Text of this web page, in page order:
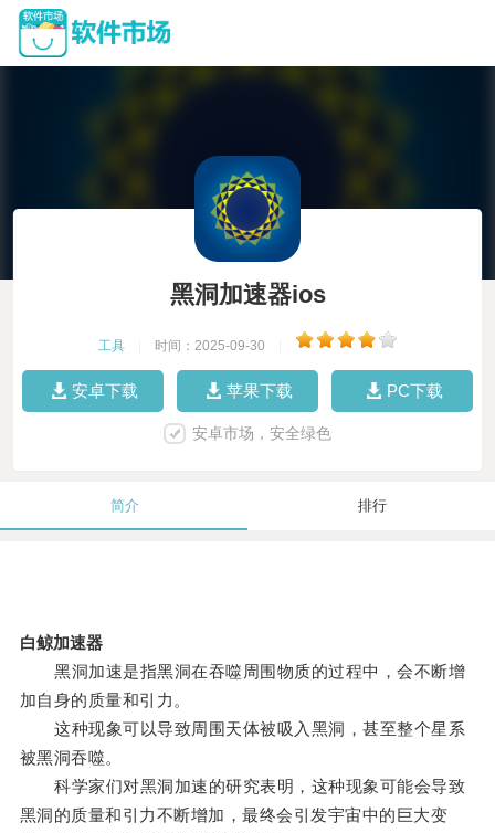
黑洞加速器ios
工具 时间：2025-09-30
安卓下载 苹果下载 PC下载
安卓市场，安全绿色
简介 排行
白鲸加速器
黑洞加速是指黑洞在吞噬周围物质的过程中，会不断增
加自身的质量和引力。
这种现象可以导致周围天体被吸入黑洞，甚至整个星系
被黑洞吞噬。
科学家们对黑洞加速的研究表明，这种现象可能会导致
黑洞的质量和引力不断增加，最终会引发宇宙中的巨大变